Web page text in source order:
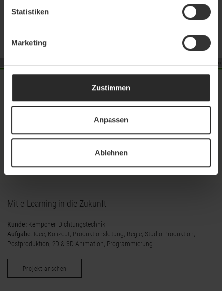
Statistiken
Marketing
Zustimmen
Anpassen
Ablehnen
Postproduktion, 2D Animation
Mit e-Learning in die Zukunft
Kunde: Kempchen Dichtungstechnik
Aufgabe: Idee, Konzept, Produktionsleitung, Regie, Studio-Produktion,
Postproduktion, 2D & 3D Animation, Programmierung
Projekt ansehen